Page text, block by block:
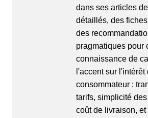
dans ses articles
détaillés, des
des
pragmatiques pour
connaissance de
l'accent sur l'intérêt
consommateur :
tarifs, simplicité
coût de livraison,